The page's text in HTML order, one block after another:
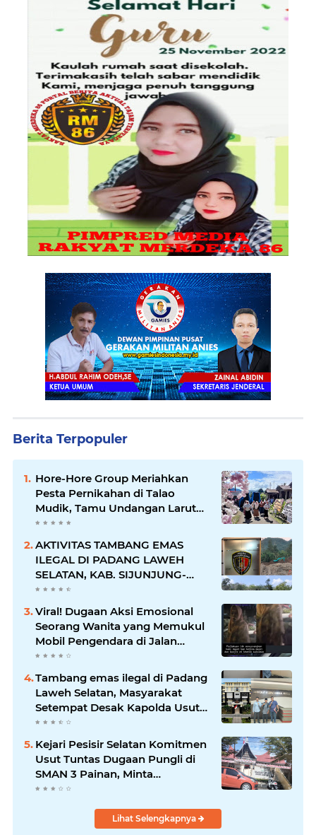
Berita Terpopuler
Hore-Hore Group Meriahkan
Pesta Pernikahan di Talao
Mudik, Tamu Undangan Larut
dalam Suasana Penuh
AKTIVITAS TAMBANG EMAS
ILEGAL DI PADANG LAWEH
SELATAN, KAB. SIJUNJUNG-
SUMBAR SEMAKIN
Viral! Dugaan Aksi Emosional
Seorang Wanita yang Memukul
Mobil Pengendara di Jalan
Khatib Sulaiman
Tambang emas ilegal di Padang
Laweh Selatan, Masyarakat
Setempat Desak Kapolda Usut
Tuntas
Kejari Pesisir Selatan Komitmen
Usut Tuntas Dugaan Pungli di
SMAN 3 Painan, Minta
Inspektorat Sumbar Lakukan
Lihat Selengkapnya